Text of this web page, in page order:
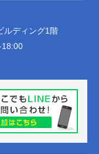
ルディング1階